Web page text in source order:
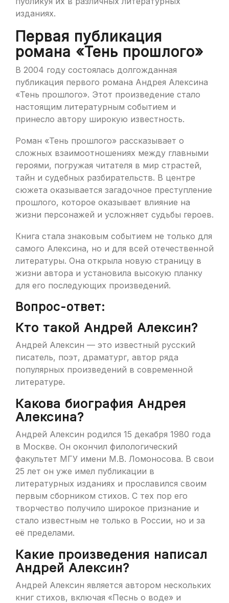
изданиях.
Первая публикация
романа «Тень прошлого»
В 2004 году состоялась долгожданная
публикация первого романа Андрея Алексина
«Тень прошлого». Этот произведение стало
настоящим литературным событием и
принесло автору широкую известность.
Роман «Тень прошлого» рассказывает о
сложных взаимоотношениях между главными
героями, погружая читателя в мир страстей,
тайн и судебных разбирательств. В центре
сюжета оказывается загадочное преступление
прошлого, которое оказывает влияние на
жизни персонажей и усложняет судьбы героев.
Книга стала знаковым событием не только для
самого Алексина, но и для всей отечественной
литературы. Она открыла новую страницу в
жизни автора и установила высокую планку
для его последующих произведений.
Вопрос-ответ:
Кто такой Андрей Алексин?
Андрей Алексин — это известный русский
писатель, поэт, драматург, автор ряда
популярных произведений в современной
литературе.
Какова биография Андрея
Алексина?
Андрей Алексин родился 15 декабря 1980 года
в Москве. Он окончил филологический
факультет МГУ имени М.В. Ломоносова. В свои
25 лет он уже имел публикации в
литературных изданиях и прославился своим
первым сборником стихов. С тех пор его
творчество получило широкое признание и
стало известным не только в России, но и за
её пределами.
Какие произведения написал
Андрей Алексин?
Андрей Алексин является автором нескольких
книг стихов, включая «Песнь о воде» и